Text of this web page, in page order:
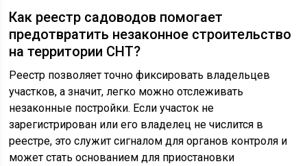
Как реестр садоводов помогает
предотвратить незаконное строительство
на территории СНТ?
Реестр позволяет точно фиксировать владельцев
участков, а значит, легко можно отслеживать
незаконные постройки. Если участок не
зарегистрирован или его владелец не числится в
реестре, это служит сигналом для органов контроля и
может стать основанием для приостановки